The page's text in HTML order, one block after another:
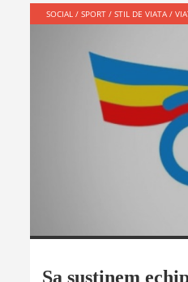
SOCIAL/ SPORT/ STIL DE VIATA/
Sa sustinem